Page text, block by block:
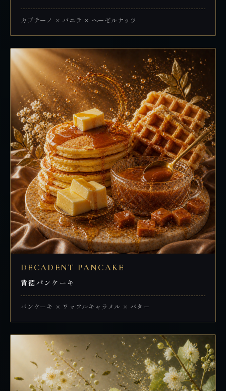
カプチーノ × バニラ × ヘーゼルナッツ
DECADENT PANCAKE
背徳パンケーキ
パンケーキ × ワッフルキャラメル × バター